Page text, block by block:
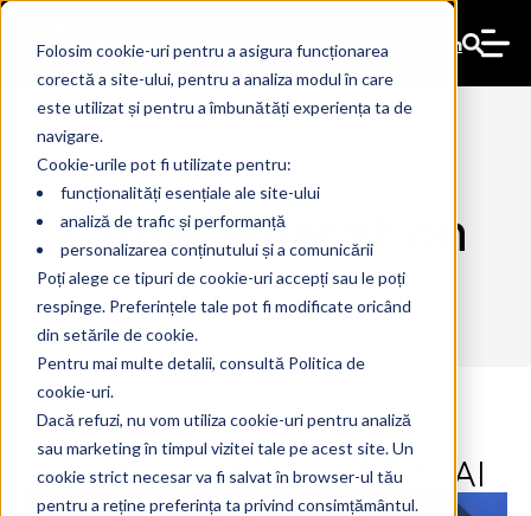
Folosim cookie-uri pentru a asigura funcționarea
corectă a site-ului, pentru a analiza modul în care
este utilizat și pentru a îmbunătăți experiența ta de
navigare.
Cookie-urile pot fi utilizate pentru:
funcționalități esențiale ale site-ului
analiză de trafic și performanță
personalizarea conținutului și a comunicării
Poți alege ce tipuri de cookie-uri accepți sau le poți
respinge. Preferințele tale pot fi modificate oricând
din setările de cookie.
Pentru mai multe detalii, consultă Politica de
cookie-uri.
Dacă refuzi, nu vom utiliza cookie-uri pentru analiză
sau marketing în timpul vizitei tale pe acest site. Un
cookie strict necesar va fi salvat în browser-ul tău
pentru a reține preferința ta privind consimțământul.
En
CodeGeneration
Innovation without limit with AI
4 Jun 2024The Ant